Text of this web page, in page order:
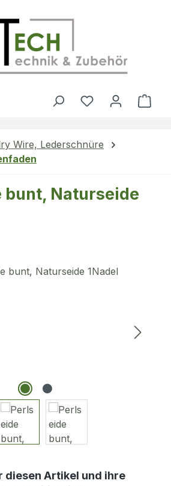
Du hast 0
Wire, Lederschnüre
bunt, Naturseide
diesen Artikel und ihre